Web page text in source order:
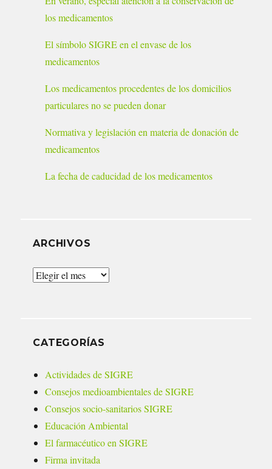
los medicamentos
El símbolo SIGRE en el envase de los
medicamentos
Los medicamentos procedentes de los domicilios
particulares no se pueden donar
Normativa y legislación en materia de donación de
medicamentos
La fecha de caducidad de los medicamentos
ARCHIVOS
Archivos
CATEGORÍAS
Actividades de SIGRE
Consejos medioambientales de SIGRE
Consejos socio-sanitarios SIGRE
Educación Ambiental
El farmacéutico en SIGRE
Firma invitada